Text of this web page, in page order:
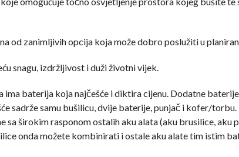
od zanimljivih opcija koja može dobro poslužiti u
snagu, izdržljivost i duži životni vijek.
baterija koja najčešće i diktira cijenu. Dodatne
sadrže samu bušilicu, dvije baterije, punjač i kofer/
širokim rasponom ostalih aku alata (aku brusilice, aku
onda možete kombinirati i ostale aku alate tim istim